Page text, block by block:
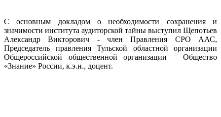
С основным докладом о необходимости сохранения и
значимости института аудиторской тайны выступил Щепотьев
Александр Викторович - членПравления СРО ААС,
Председатель правления Тульской областной организации
Общероссийской общественной организации – Общество
«Знание» России, к.э.н., доцент.